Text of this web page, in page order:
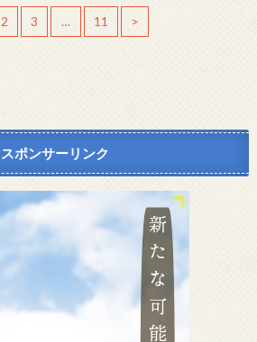
2 3 … 11 >
スポンサーリンク